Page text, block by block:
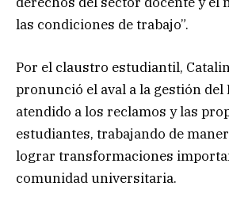
las condiciones de trabajo”.
Por el claustro estudiantil,
pronunció el aval a la gestión del
atendido a los reclamos y las
estudiantes, trabajando de
lograr transformaciones
comunidad universitaria.